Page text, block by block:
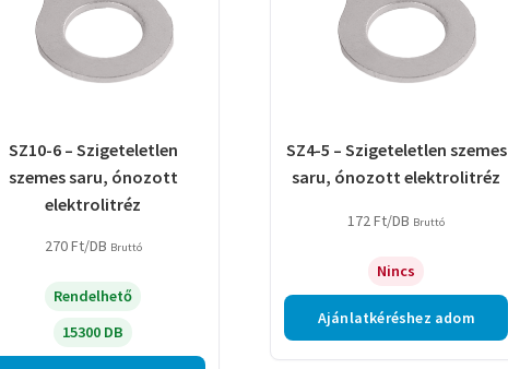
SZ10-6 – Szigeteletlen
szemes saru, ónozott
elektrolitréz
270Ft/DB Bruttó
Rendelhető
15300 DB
SZ4-5 – Szigeteletlen szemes
saru, ónozott elektrolitréz
172Ft/DB Bruttó
Nincs
Ajánlatkéréshez adom